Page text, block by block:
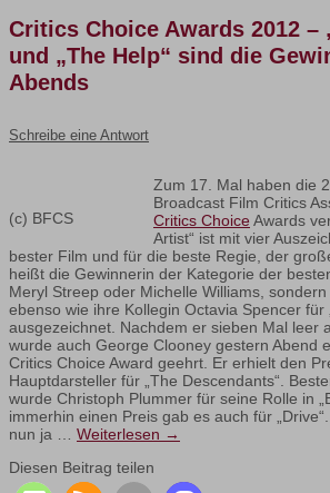
Critics Choice Awards 2012 –
und „The Help“ sind die
Abends
Schreibe eine Antwort
(c) BFCS
Zum 17. Mal haben die
Broadcast Film Critics
Critics Choice Awards
Artist“ ist mit vier
bester Film und für die beste Regie, der
heißt die Gewinnerin der Kategorie der
Meryl Streep oder Michelle Williams,
ebenso wie ihre Kollegin Octavia Spencer für
ausgezeichnet. Nachdem er sieben Mal leer
wurde auch George Clooney gestern Abend
Critics Choice Award geehrt. Er erhielt den
Hauptdarsteller für „The Descendants“.
wurde Christoph Plummer für seine Rolle in
immerhin einen Preis gab es auch für
nun ja … Weiterlesen →
Diesen Beitrag teilen